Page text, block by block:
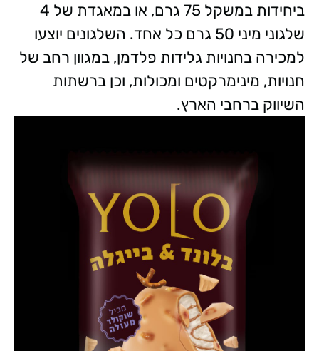
ביחידות במשקל 75 גרם, או במאגדת של 4
שלגוני מיני 50 גרם כל אחד. השלגונים יוצעו
למכירה בחנויות גלידות פלדמן, במגוון רחב של
חנויות, מינימרקטים ומכולות, וכן ברשתות
השיווק ברחבי הארץ.